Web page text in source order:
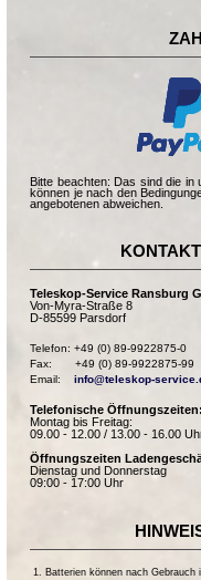
Bitte beachten: Das sind die
können je nach den
angebotenen abweichen.
Teleskop-Service Ransburg
Von-Myra-Straße 8
D-85599 Parsdorf
Telefon: +49 (0) 89-9922875-0
Fax:       +49 (0) 89-9922875-99
Email: info@teleskop-
Telefonische Öffnungszeiten:
Montag bis Freitag:
09.00 - 12.00 / 13.00 - 16.00
Öffnungszeiten
Dienstag und Donnerstag
09:00 - 17:00 Uhr
Batterien können nach